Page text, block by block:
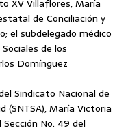
XV Villaflores, María
de Conciliación y
el subdelegado médico
de los
Domínguez
Sindicato Nacional de
(SNTSA), María Victoria
No. 49 del